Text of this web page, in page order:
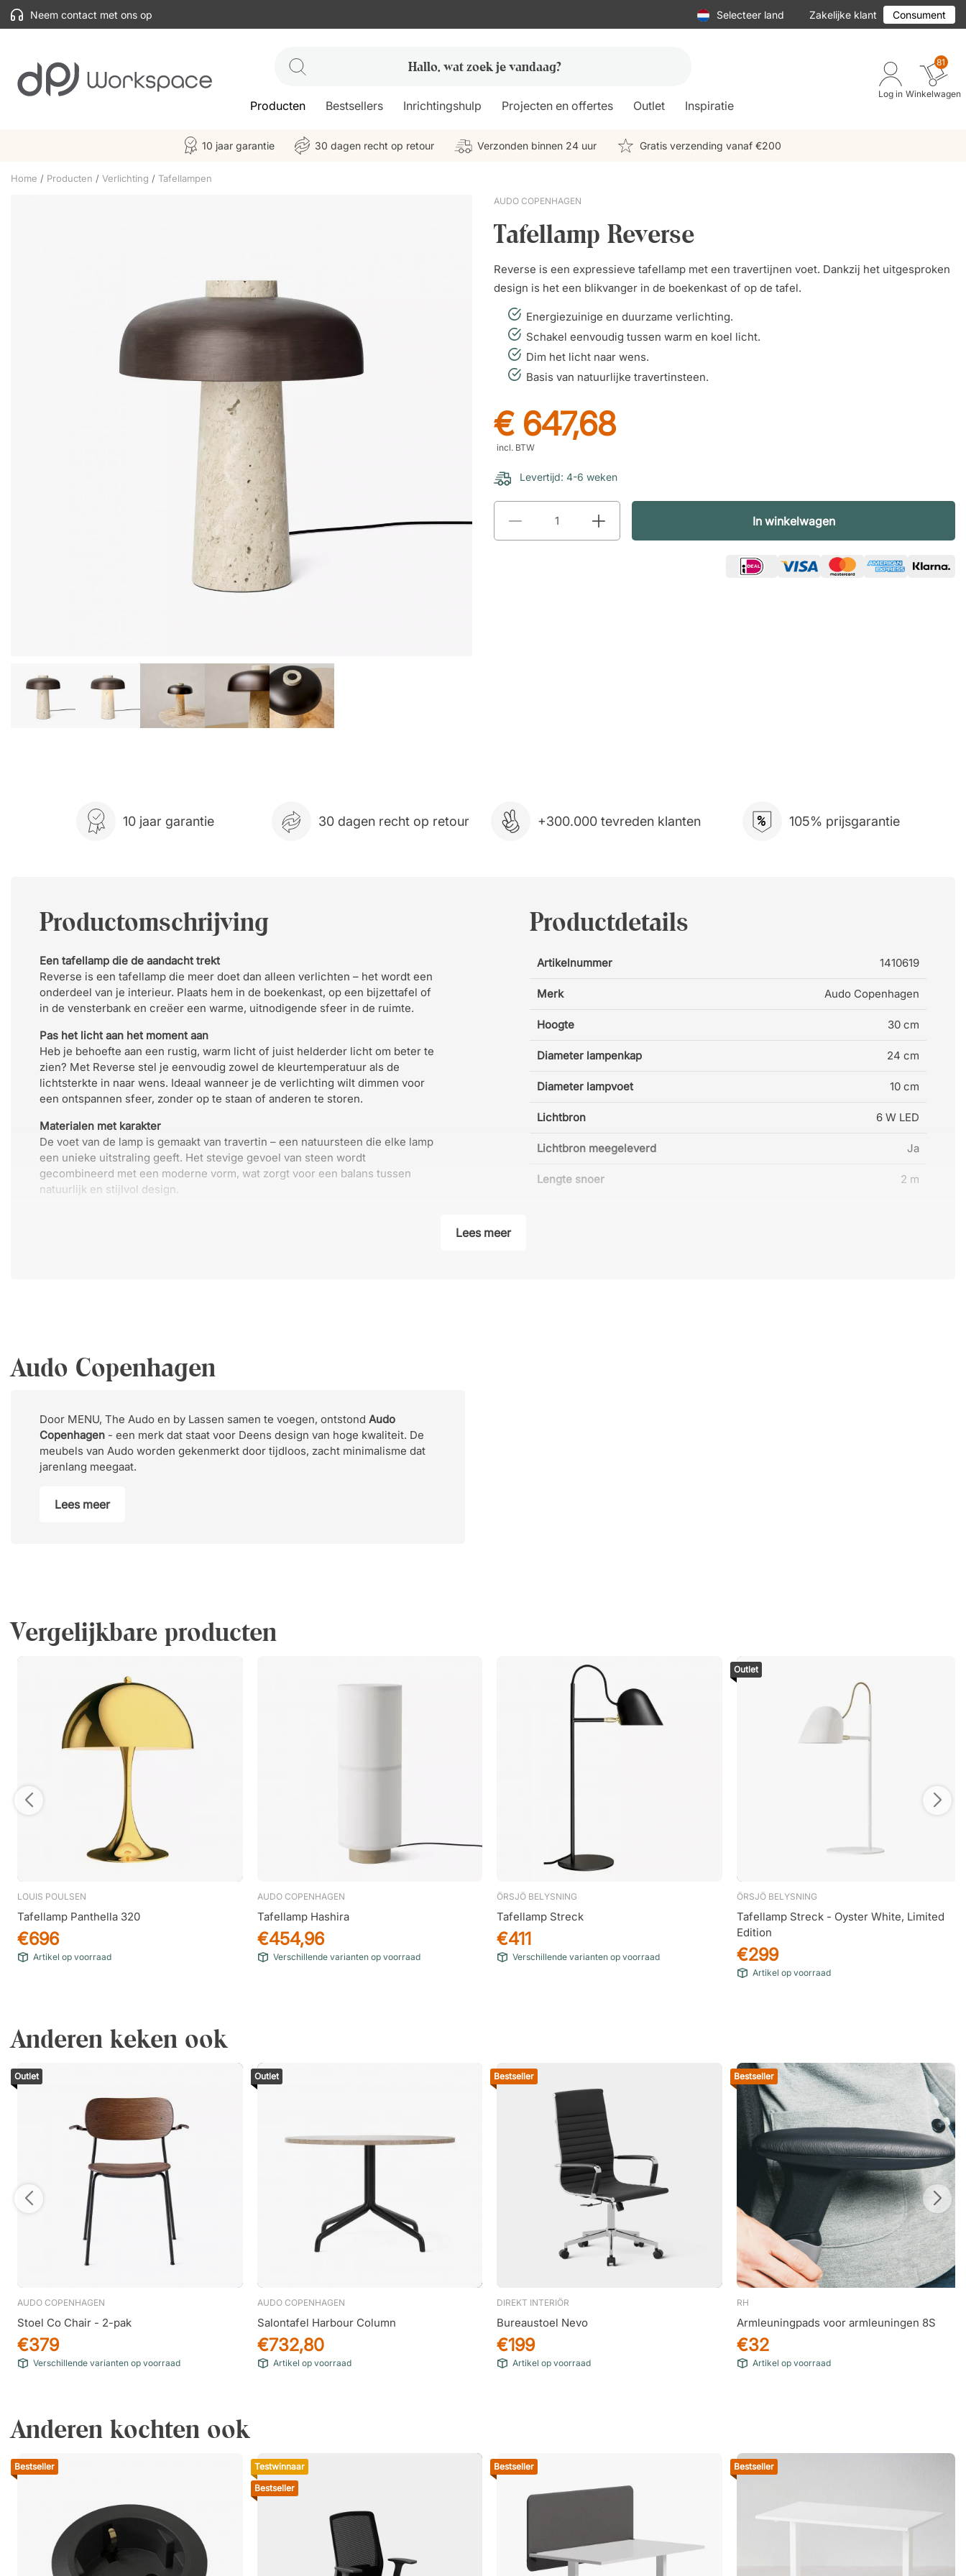
Neem contact met ons op Selecteer land Zakelijke klant Consument
Producten Bestsellers Inrichtingshulp Projecten en offertes Outlet Inspiratie
Log in
81
Winkelwagen
10 jaar garantie 30 dagen recht op retour Verzonden binnen 24 uur Gratis verzending vanaf €200
Home Producten Verlichting Tafellampen
AUDO COPENHAGEN
Tafellamp Reverse
Reverse is een expressieve tafellamp met een travertijnen voet. Dankzij het uitgesproken
design is het een blikvanger in de boekenkast of op de tafel.
Energiezuinige en duurzame verlichting.
Schakel eenvoudig tussen warm en koel licht.
Dim het licht naar wens.
Basis van natuurlijke travertinsteen.
€ 647,68
incl. BTW
Levertijd: 4-6 weken
In winkelwagen
10 jaar garantie 30 dagen recht op retour +300.000 tevreden klanten % 105% prijsgarantie
Productomschrijving
Een tafellamp die de aandacht trekt
Reverse is een tafellamp die meer doet dan alleen verlichten – het wordt een
onderdeel van je interieur. Plaats hem in de boekenkast, op een bijzettafel of
in de vensterbank en creëer een warme, uitnodigende sfeer in de ruimte.
Pas het licht aan het moment aan
Heb je behoefte aan een rustig, warm licht of juist helderder licht om beter te
zien? Met Reverse stel je eenvoudig zowel de kleurtemperatuur als de
lichtsterkte in naar wens. Ideaal wanneer je de verlichting wilt dimmen voor
een ontspannen sfeer, zonder op te staan of anderen te storen.
Materialen met karakter
De voet van de lamp is gemaakt van travertin – een natuursteen die elke lamp
een unieke uitstraling geeft. Het stevige gevoel van steen wordt
gecombineerd met een moderne vorm, wat zorgt voor een balans tussen
natuurlijk en stijlvol design.
Productdetails
Artikelnummer 1410619
Merk Audo Copenhagen
Hoogte 30 cm
Diameter lampenkap 24 cm
Diameter lampvoet 10 cm
Lichtbron 6 W LED
Lichtbron meegeleverd Ja
Lengte snoer 2 m
Lees meer
Audo Copenhagen
Door MENU, The Audo en by Lassen samen te voegen, ontstond Audo
Copenhagen - een merk dat staat voor Deens design van hoge kwaliteit. De
meubels van Audo worden gekenmerkt door tijdloos, zacht minimalisme dat
jarenlang meegaat.
Lees meer
Vergelijkbare producten
LOUIS POULSEN
Tafellamp Panthella 320
€696
Artikel op voorraad
AUDO COPENHAGEN
Tafellamp Hashira
€454,96
Verschillende varianten op voorraad
ÖRSJÖ BELYSNING
Tafellamp Streck
€411
Verschillende varianten op voorraad
Outlet
ÖRSJÖ BELYSNING
Tafellamp Streck - Oyster White, Limited
Edition
€299
Artikel op voorraad
Anderen keken ook
Outlet
AUDO COPENHAGEN
Stoel Co Chair - 2-pak
€379
Verschillende varianten op voorraad
Outlet
AUDO COPENHAGEN
Salontafel Harbour Column
€732,80
Artikel op voorraad
Bestseller
DIREKT INTERIÖR
Bureaustoel Nevo
€199
Artikel op voorraad
Bestseller
RH
Armleuningpads voor armleuningen 8S
€32
Artikel op voorraad
Anderen kochten ook
Bestseller
Testwinnaar
Bestseller
Bestseller Bestseller